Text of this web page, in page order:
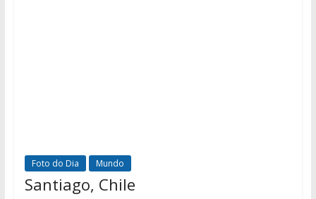
Foto do Dia Mundo
Santiago, Chile